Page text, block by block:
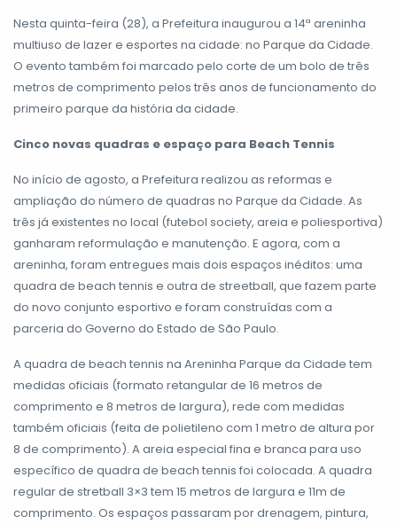
Nesta quinta-feira (28), a Prefeitura inaugurou a 14ª areninha
multiuso de lazer e esportes na cidade: no Parque da Cidade.
O evento também foi marcado pelo corte de um bolo de três
metros de comprimento pelos três anos de funcionamento do
primeiro parque da história da cidade.
Cinco novas quadras e espaço para Beach Tennis
No início de agosto, a Prefeitura realizou as reformas e
ampliação do número de quadras no Parque da Cidade. As
três já existentes no local (futebol society, areia e poliesportiva)
ganharam reformulação e manutenção. E agora, com a
areninha, foram entregues mais dois espaços inéditos: uma
quadra de beach tennis e outra de streetball, que fazem parte
do novo conjunto esportivo e foram construídas com a
parceria do Governo do Estado de São Paulo.
A quadra de beach tennis na Areninha Parque da Cidade tem
medidas oficiais (formato retangular de 16 metros de
comprimento e 8 metros de largura), rede com medidas
também oficiais (feita de polietileno com 1 metro de altura por
8 de comprimento). A areia especial fina e branca para uso
específico de quadra de beach tennis foi colocada. A quadra
regular de stretball 3×3 tem 15 metros de largura e 11m de
comprimento. Os espaços passaram por drenagem, pintura,